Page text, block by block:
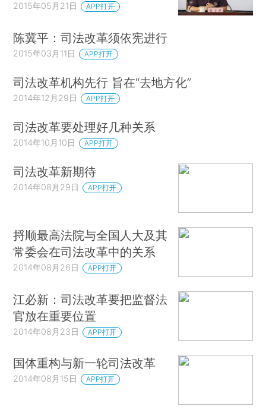
2015年05月21日 APP打开
陈冀平：司法改革须依宪进行
2015年03月11日 APP打开
司法改革机构先行 旨在“去地方化”
2014年12月29日 APP打开
司法改革要处理好几种关系
2014年10月10日 APP打开
司法改革新期待
2014年08月29日 APP打开
捋顺最高法院与全国人大及其
常委会在司法改革中的关系
2014年08月26日 APP打开
江必新：司法改革要把监督法
官放在重要位置
2014年08月23日 APP打开
国体重构与新一轮司法改革
2014年08月15日 APP打开